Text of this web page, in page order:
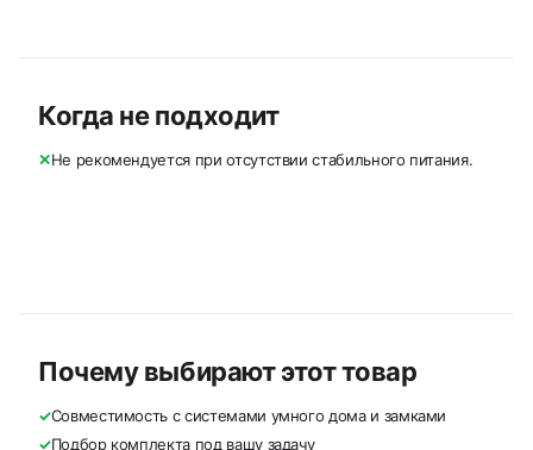
Когда не подходит
✕Не рекомендуется при отсутствии стабильного питания.
Почему выбирают этот товар
✓Совместимость с системами умного дома и замками
✓Подбор комплекта под вашу задачу